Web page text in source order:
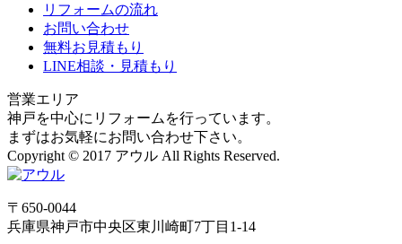
リフォームの流れ
お問い合わせ
無料お見積もり
LINE相談・見積もり
営業エリア
神戸を中心にリフォームを行っています。
まずはお気軽にお問い合わせ下さい。
Copyright © 2017 アウル All Rights Reserved.
〒650-0044
兵庫県神戸市中央区東川崎町7丁目1-14